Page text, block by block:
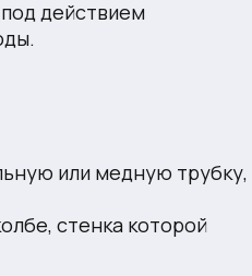
действием
или медную трубку,
стенка которой